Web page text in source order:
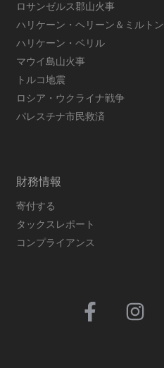
ロサンゼルス郡山火事
ハリケーン・ヘリーン＆ミルトン
ハリケーン・ベリル
マウイ島山火事
トルコ地震
ロシア・ウクライナ戦争
パレスチナ市民救済
財務情報
寄付する
タックスレポート
コンプライアンス